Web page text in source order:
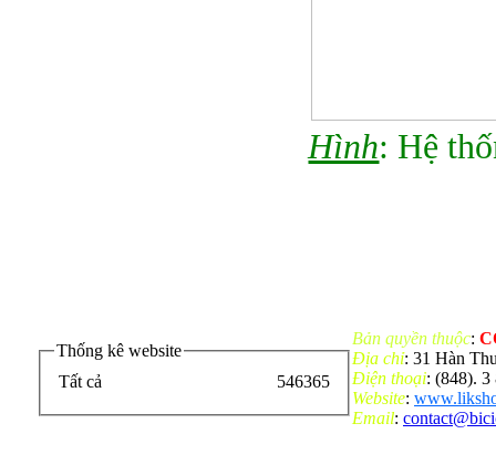
Hình: Hệ
Thống kê website
Tất cả
546365
Bản quyền thuộc:
Địa chỉ: 31 Hàn
Điện thoại: (848).
Website:
Email: